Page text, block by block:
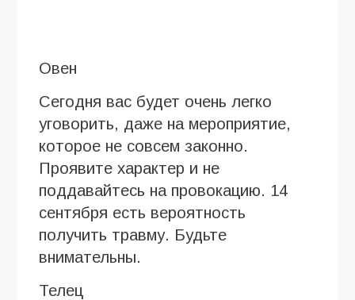
Овен
Сегодня вас будет очень легко
уговорить, даже на мероприятие,
которое не совсем законно.
Проявите характер и не
поддавайтесь на провокацию. 14
сентября есть вероятность
получить травму. Будьте
внимательны.
Телец